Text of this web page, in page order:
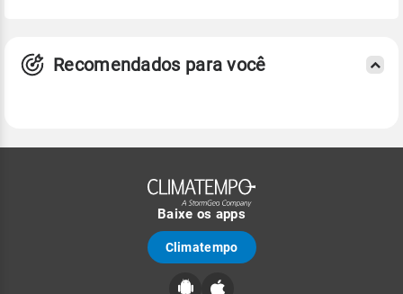
Recomendados para você
Baixe os apps
Climatempo